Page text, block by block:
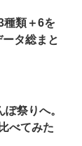
種類＋6を
タ総まと
ぽ祭りへ。
べてみた